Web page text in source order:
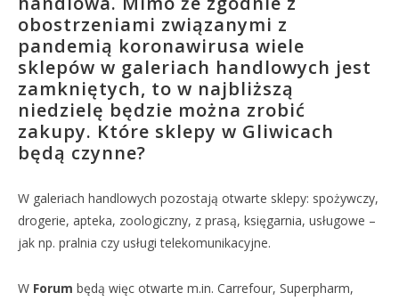
obostrzeniami związanymi z
pandemią koronawirusa wiele
sklepów w galeriach handlowych jest
zamkniętych, to w najbliższą
niedzielę będzie można zrobić
zakupy. Które sklepy w Gliwicach
będą czynne?
W galeriach handlowych pozostają otwarte sklepy: spożywczy,
drogerie, apteka, zoologiczny, z prasą, księgarnia, usługowe –
jak np. pralnia czy usługi telekomunikacyjne.
W Forum będą więc otwarte m.in. Carrefour, Superpharm,